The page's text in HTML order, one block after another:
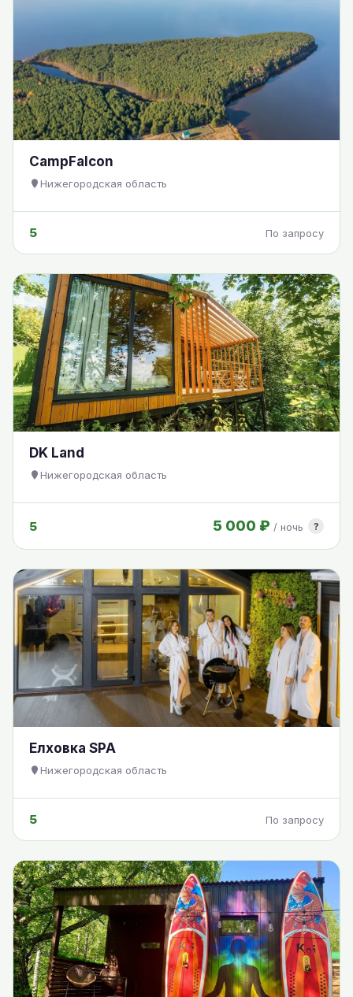
CampFalcon
Нижегородская область
5 По запросу
DK Land
Нижегородская область
5 5 000 ₽ / ночь ?
Елховка SPA
Нижегородская область
5 По запросу